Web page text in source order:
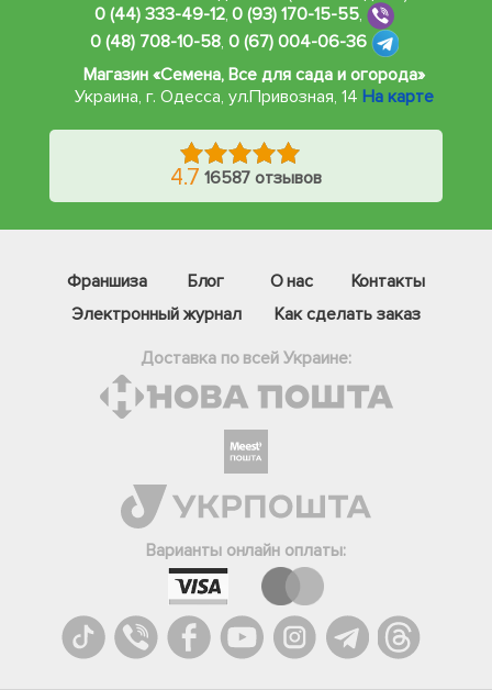
0 (44) 333-49-12,0 (93) 170-15-55,
0 (48) 708-10-58, 0 (67) 004-06-36
Магазин «Семена, Все для сада и огорода»
Украина, г. Одесса, ул.Привозная, 14 На карте
4.7 16587 отзывов
Франшиза Блог О нас
Контакты
Электронный журнал
Как сделать заказ
Доставка по всей Украине:
Варианты онлайн оплаты:
Телеграм
Вайбер
Онлайн чат